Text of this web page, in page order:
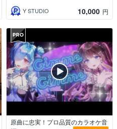
Y STUDIO 10,000 円
原曲に忠実！プロ品質のカラオケ音